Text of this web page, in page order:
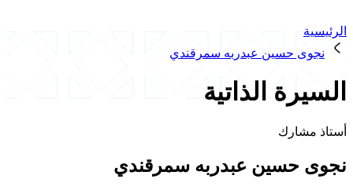
حسين عبدربه سمرقندي
الذاتية
حسين عبدربه سمرقندي